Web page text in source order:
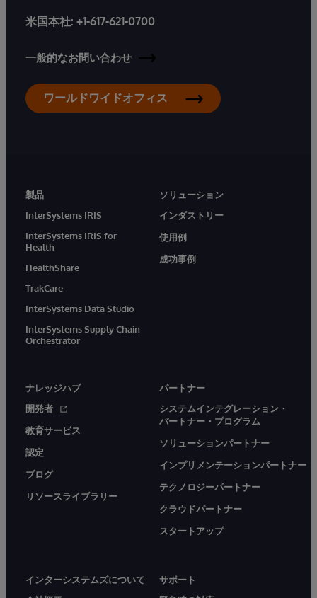
米国本社: +1-617-621-0700
一般的なお問い合わせ
ワールドワイドオフィス
製品
InterSystems IRIS
InterSystems IRIS for
Health
HealthShare
TrakCare
InterSystems Data Studio
InterSystems Supply Chain
Orchestrator
ソリューション
インダストリー
使用例
成功事例
ナレッジハブ
開発者
教育サービス
認定
ブログ
リソースライブラリー
パートナー
システムインテグレーション・
パートナー・プログラム
ソリューションパートナー
インプリメンテーションパートナー
テクノロジーパートナー
クラウドパートナー
スタートアップ
インターシステムズについて
サポート